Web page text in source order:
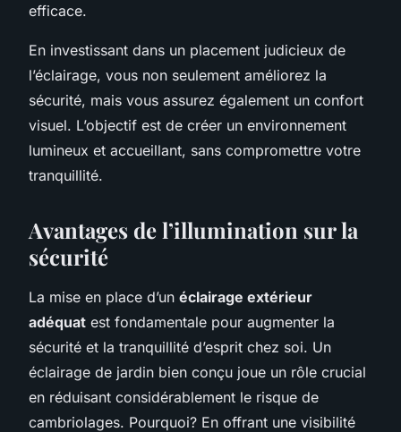
efficace.
En investissant dans un placement judicieux de
l’éclairage, vous non seulement améliorez la
sécurité, mais vous assurez également un confort
visuel. L’objectif est de créer un environnement
lumineux et accueillant, sans compromettre votre
tranquillité.
Avantages de l’illumination sur la
sécurité
La mise en place d’un éclairage extérieur
adéquat est fondamentale pour augmenter la
sécurité et la tranquillité d’esprit chez soi. Un
éclairage de jardin bien conçu joue un rôle crucial
en réduisant considérablement le risque de
cambriolages. Pourquoi? En offrant une visibilité